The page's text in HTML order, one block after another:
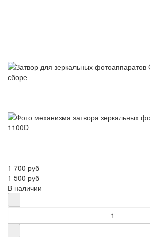
1 700 руб
1 500 руб
В наличии